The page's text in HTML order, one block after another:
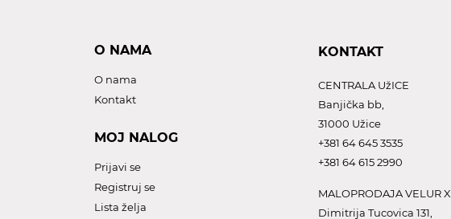
O NAMA
O nama
Kontakt
MOJ NALOG
Prijavi se
Registruj se
Lista želja
KONTAKT
CENTRALA UžICE
Banjička bb,
31000 Užice
+381 64 645 3535
+381 64 615 2990
MALOPRODAJA VELUR X
Dimitrija Tucovica 131,